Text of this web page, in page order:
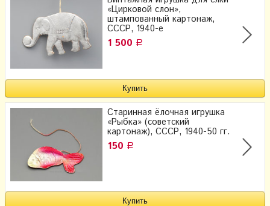
«Цирковой слон»,
штампованный картонаж,
СССР, 1940-е
1 500 Р
Старинная ёлочная игрушка
«Рыбка» (советский
картонаж), СССР, 1940-50 гг.
150 Р